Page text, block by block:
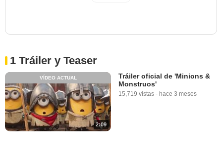
1 Tráiler y Teaser
2:09
VÍDEO ACTUAL
Tráiler oficial de 'Minions &
Monstruos'
15,719 vistas - hace 3 meses